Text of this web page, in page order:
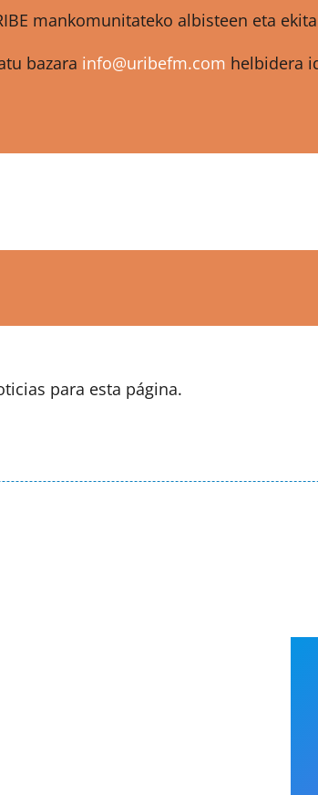
mankomunitateko albisteen eta
bazara info@uribefm.com helbidera
para esta página.